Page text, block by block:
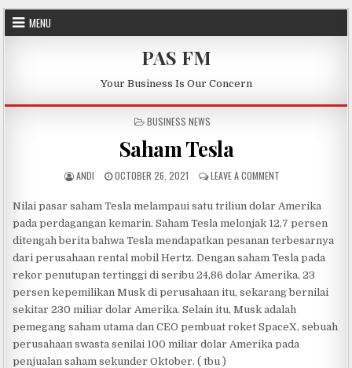
Skip to content
MENU
PAS FM
Your Business Is Our Concern
POSTED IN
BUSINESS NEWS
Saham Tesla
AUTHOR:
ANDI PUBLISHED DATE:
OCTOBER 26, 2021 LEAVE A COMMENT
Nilai pasar saham Tesla melampaui satu triliun dolar Amerika
pada perdagangan kemarin. Saham Tesla melonjak 12,7 persen
ditengah berita bahwa Tesla mendapatkan pesanan terbesarnya
dari perusahaan rental mobil Hertz. Dengan saham Tesla pada
rekor penutupan tertinggi di seribu 24,86 dolar Amerika, 23
persen kepemilikan Musk di perusahaan itu, sekarang bernilai
sekitar 230 miliar dolar Amerika. Selain itu, Musk adalah
pemegang saham utama dan CEO pembuat roket SpaceX, sebuah
perusahaan swasta senilai 100 miliar dolar Amerika pada
penjualan saham sekunder Oktober. ( tbu )